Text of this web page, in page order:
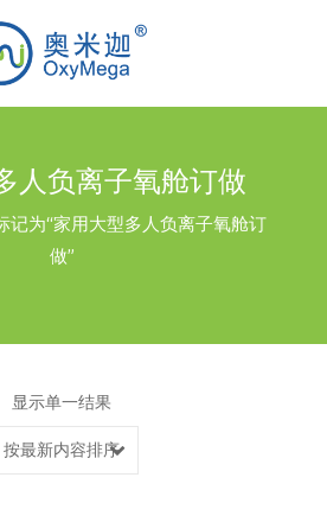
人负离子氧舱订做
记为“家用大型多人负离子氧舱订
做”
显示单一结果
按最新内容排序